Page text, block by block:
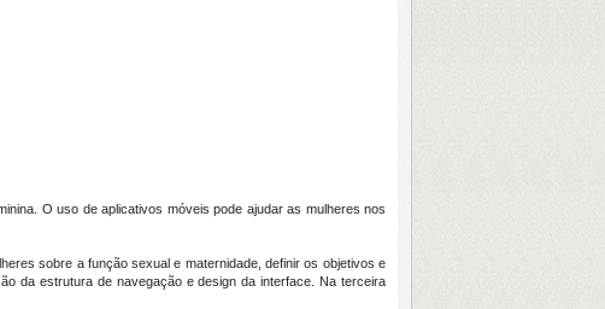
O uso de aplicativos móveis pode ajudar as mulheres nos
sobre a função sexual e maternidade, definir os objetivos e
da estrutura de navegação e design da interface. Na terceira